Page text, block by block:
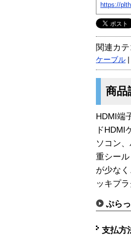
https://
関連カテ
ケーブル
商品
HDMI端
ドHDMI
ソコン
重シー
が少な
ッキプラ
ぷら
支払方